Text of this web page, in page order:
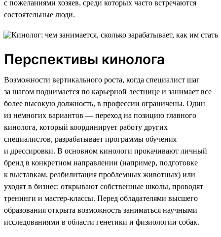
с пожеланиями хозяев, среди которых часто встречаются
состоятельные люди.
Перспективы кинолога
Возможности вертикального роста, когда специалист шаг
за шагом поднимается по карьерной лестнице и занимает все
более высокую должность, в профессии ограничены. Один
из немногих вариантов — переход на позицию главного
кинолога, который координирует работу других
специалистов, разрабатывает программы обучения
и дрессировки. В основном кинологи прокачивают личный
бренд в конкретном направлении (например, подготовке
к выставкам, реабилитация проблемных животных) или
уходят в бизнес: открывают собственные школы, проводят
тренинги и мастер-классы. Перед обладателями высшего
образования открыта возможность заниматься научными
исследованиями в области генетики и физиологии собак.